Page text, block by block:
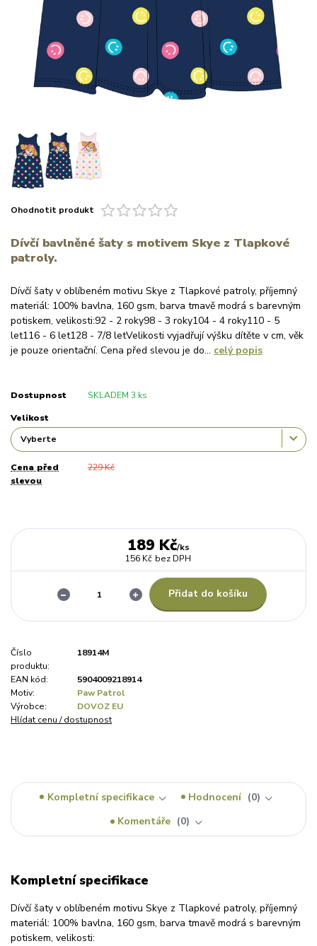
Ohodnotit produkt
Dívčí bavlněné šaty s motivem Skye z Tlapkové
patroly.
Dívčí šaty v oblíbeném motivu Skye z Tlapkové patroly, příjemný
materiál: 100% bavlna, 160 gsm, barva tmavě modrá s barevným
potiskem, velikosti:92 - 2 roky98 - 3 roky104 - 4 roky110 - 5
let116 - 6 let128 - 7/8 letVelikosti vyjadřují výšku dítěte v cm, věk
je pouze orientační. Cena před slevou je do... celý popis
Dostupnost SKLADEM 3 ks
Velikost
Cena před
slevou
229 Kč
189 Kč/ks
156 Kč bez DPH
Přidat do košíku
Číslo
produktu:
18914M
EAN kód:
5904009218914
Motiv:
Paw Patrol
Výrobce:
DOVOZ EU
Hlídat cenu / dostupnost
Kompletní specifikace Hodnocení
0
Komentáře
0
Kompletní specifikace
Dívčí šaty v oblíbeném motivu Skye z Tlapkové patroly, příjemný
materiál: 100% bavlna, 160 gsm, barva tmavě modrá s barevným
potiskem, velikosti: